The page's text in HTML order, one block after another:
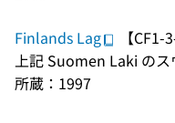
Finlands Lag
【CF1-
上記 Suomen Laki のス
所蔵：1997